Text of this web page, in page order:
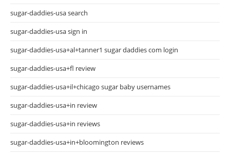
sugar-daddies-usa search
sugar-daddies-usa sign in
sugar-daddies-usa+al+tanner1 sugar daddies com login
sugar-daddies-usa+fl review
sugar-daddies-usa+il+chicago sugar baby usernames
sugar-daddies-usa+in review
sugar-daddies-usa+in reviews
sugar-daddies-usa+in+bloomington reviews